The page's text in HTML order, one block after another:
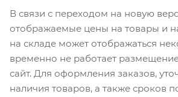
В связи с переходом на новую
отображаемые цены на товары и
на складе может отображаться
временно не работает
сайт. Для оформления заказов,
наличия товаров, а также сроков